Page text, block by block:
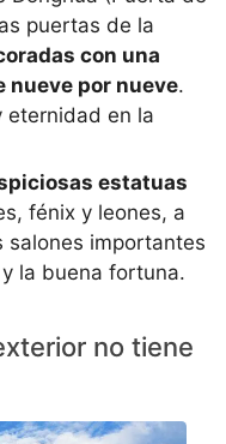
puertas de la
con una
nueve por nueve.
eternidad en la
estatuas
fénix y leones, a
salones importantes
la buena fortuna.
no tiene